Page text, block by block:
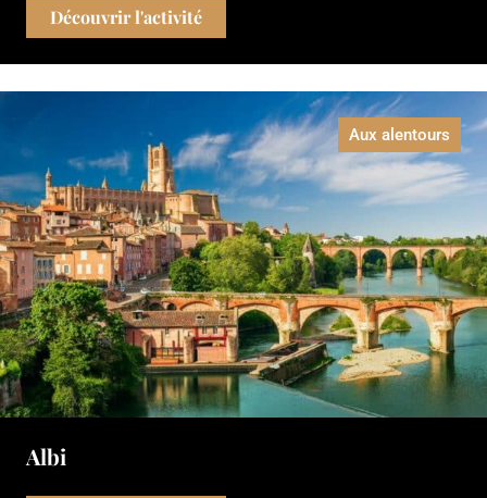
Découvrir l'activité
Aux alentours
Albi